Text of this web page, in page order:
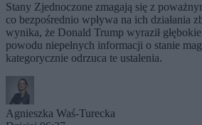
Stany Zjednoczone zmagają się z
co bezpośrednio wpływa na ich działania
wynika, że Donald Trump wyraził
powodu niepełnych informacji o stanie
kategorycznie odrzuca te ustalenia.
Agnieszka Waś-Turecka